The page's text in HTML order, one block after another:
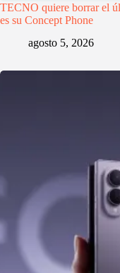
TECNO quiere borrar el
es su Concept Phone
agosto 5, 2026